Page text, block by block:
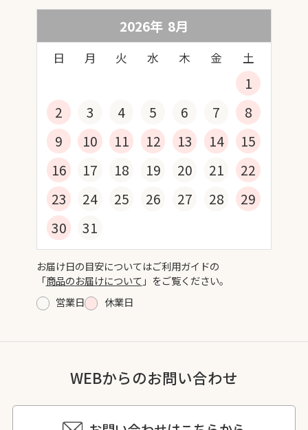
2026年 8月
日 月 火 水 木 金 土
1
2
3 4 5 6 7
8
9
10 11 12 13 14
15
16
17 18 19 20 21
22
23
24 25 26 27 28
29
30
31
お届け日の目安についてはご利用ガイドの
「商品のお届けについて 」をご覧ください。
営業日
休業日
WEBからのお問い合わせ